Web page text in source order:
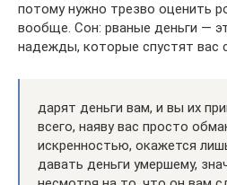
потому нужно трезво оценить
вообще. Сон: рваные деньги —
надежды, которые спустят вас
дарят деньги вам, и вы их
всего, наяву вас просто
искренностью, окажется
давать деньги умершему,